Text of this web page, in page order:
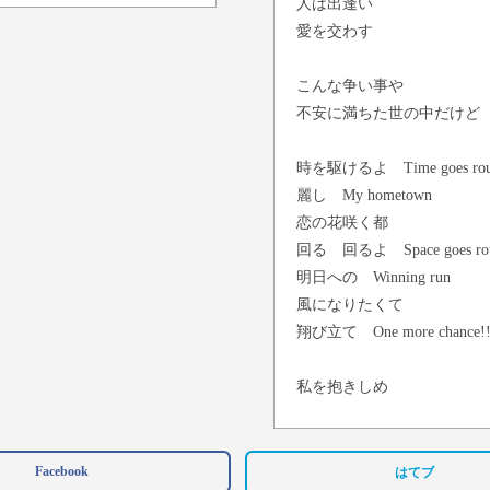
人は出逢い
愛を交わす
こんな争い事や
不安に満ちた世の中だけど
時を駆けるよ Time goes
麗し My hometown
恋の花咲く都
回る 回るよ Space goes
明日への Winning run
風になりたくて
翔び立て One more chance!!
私を抱きしめ
Facebook はてブ